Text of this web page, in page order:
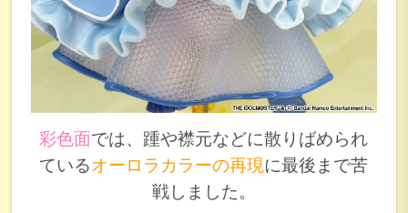
彩色面では、踵や襟元などに散りばめられ
ているオーロラカラーの再現に最後まで苦
戦しました。